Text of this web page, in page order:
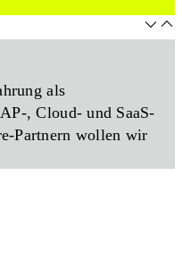
als
, Cloud- und SaaS-
Partnern wollen wir